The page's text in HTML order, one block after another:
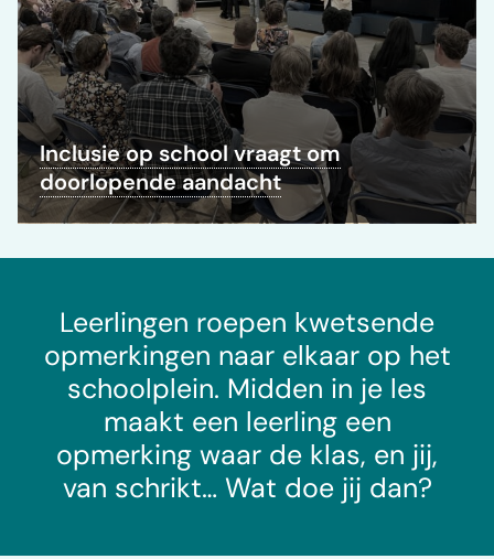
Inclusie op school vraagt om
doorlopende aandacht
Leerlingen roepen kwetsende
opmerkingen naar elkaar op het
schoolplein. Midden in je les
maakt een leerling een
opmerking waar de klas, en jij,
van schrikt… Wat doe jij dan?